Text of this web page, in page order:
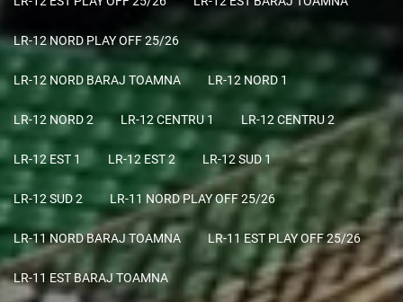
LR-12 NORD PLAY OFF 25/26
LR-12 NORD BARAJ TOAMNA LR-12 NORD 1
LR-12 NORD 2 LR-12 CENTRU 1 LR-12 CENTRU 2
LR-12 EST 1 LR-12 EST 2 LR-12 SUD 1
LR-12 SUD 2 LR-11 NORD PLAY OFF 25/26
LR-11 NORD BARAJ TOAMNA LR-11 EST PLAY OFF 25/26
LR-11 EST BARAJ TOAMNA